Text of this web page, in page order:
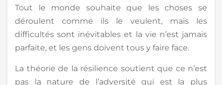
Tout le monde souhaite que les choses se
déroulent comme ils le veulent, mais les
difficultés sont inévitables et la vie n’est jamais
parfaite, et les gens doivent tous y faire face.
La théorie de la résilience soutient que ce n’est
pas la nature de l’adversité qui est la plus